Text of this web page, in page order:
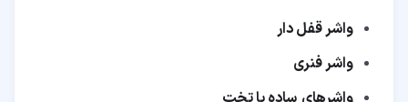
واشر قفل دار
واشر فنری